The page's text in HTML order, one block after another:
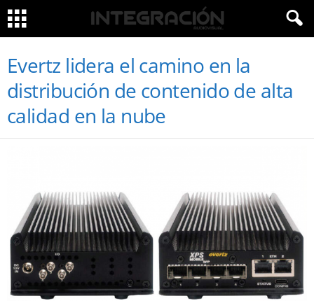
Evertz lidera el camino en la
distribución de contenido de alta
calidad en la nube